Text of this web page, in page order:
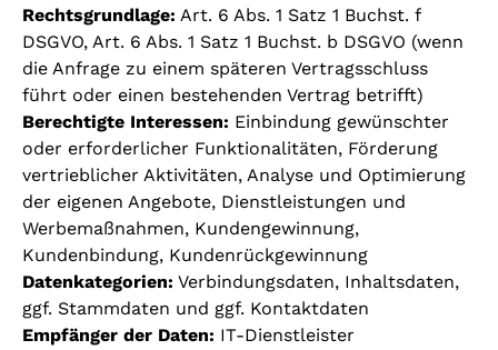
Rechtsgrundlage: Art. 6 Abs. 1 Satz 1 Buchst. f
DSGVO, Art. 6 Abs. 1 Satz 1 Buchst. b DSGVO (wenn
die Anfrage zu einem späteren Vertragsschluss
führt oder einen bestehenden Vertrag betrifft)
Berechtigte Interessen: Einbindung gewünschter
oder erforderlicher Funktionalitäten, Förderung
vertrieblicher Aktivitäten, Analyse und Optimierung
der eigenen Angebote, Dienstleistungen und
Werbemaßnahmen, Kundengewinnung,
Kundenbindung, Kundenrückgewinnung
Datenkategorien: Verbindungsdaten, Inhaltsdaten,
ggf. Stammdaten und ggf. Kontaktdaten
Empfänger der Daten: IT-Dienstleister